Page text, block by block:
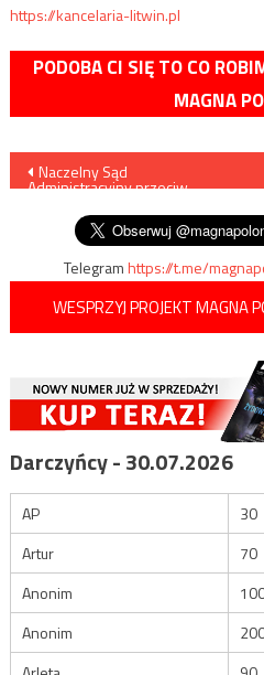
https://kancelaria-litwin.pl
PODOBA CI SIĘ TO CO
MAGNA
Nawigacja
wpisu
Naczelny Sąd
Administracyjny przeciw
Telegramhttps://t.me/
WESPRZYJ PROJEKT MAGNA
Darczyńcy - 30.07.2026
AP
30
Artur
70
Anonim
Anonim